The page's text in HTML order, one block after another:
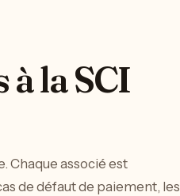
la SCI
Chaque associé est
de défaut de paiement, les